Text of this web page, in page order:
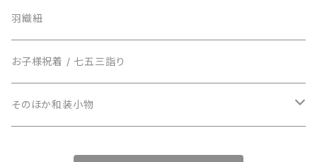
羽織紐
お子様祝着 / 七五三詣り
そのほか和装小物